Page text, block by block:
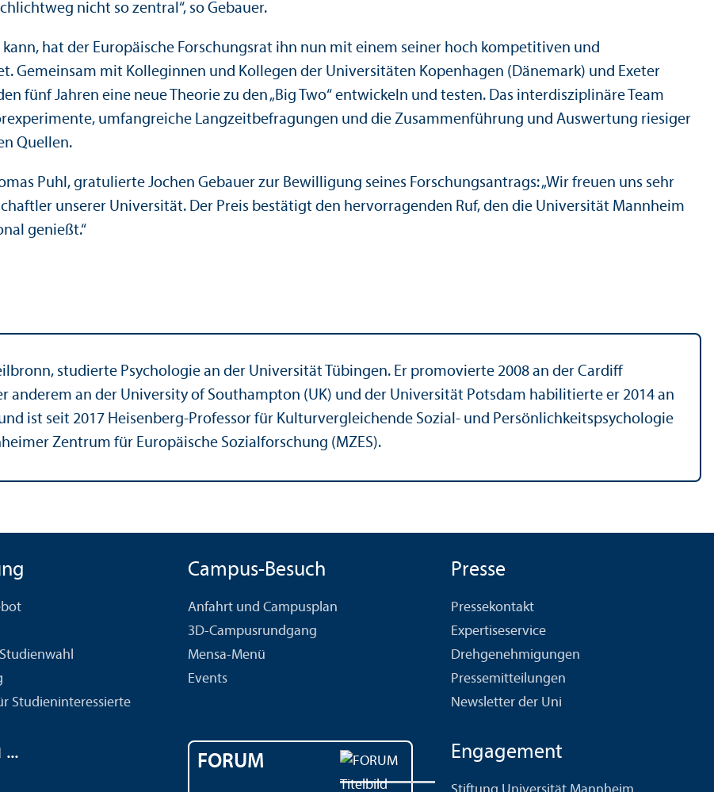
nicht so zentral“, so Gebauer.
hat der Europäische Forschungs­rat ihn nun mit einem seiner hoch kompetitiven und
Gemeinsam mit Kolleginnen und Kollegen der Universitäten Kopenhagen (Dänemark) und Exeter
fünf Jahren eine neue Theorie zu den „Big Two“ entwickeln und testen. Das interdisziplinäre Team
umfangreiche Langzeitbefragungen und die Zusammenführung und Auswertung riesiger
Quellen.
Puhl, gratulierte Jochen Gebauer zur Bewilligung seines Forschungs­antrags: „Wir freuen uns sehr
unserer Universität. Der Preis bestätigt den hervorragenden Ruf, den die Universität Mannheim
genießt.“
studierte Psychologie an der Universität Tübingen. Er promovierte 2008 an der Cardiff
anderem an der University of Southampton (UK) und der Universität Potsdam habilitierte er 2014 an
ist seit 2017 Heisenberg-Professor für Kulturvergleich­ende Sozial- und Persönlichkeits­psychologie
Zentrum für Europäische Sozialforschung (MZES).
Studien­interessierte
Campus-Besuch
Anfahrt und Campusplan
3D-Campusrundgang
Mensa-Menü
Events
Presse
Pressekontakt
Expertiseservice
Drehgenehmigungen
Pressemitteilungen
Newsletter der Uni
FORUM Engagement